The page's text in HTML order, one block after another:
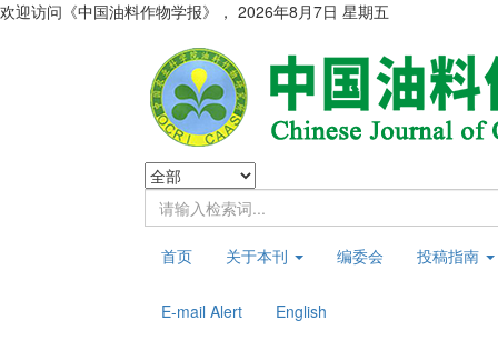
欢迎访问《中国油料作物学报》， 2026年8月7日 星期五
首页 关于本刊 编委会 投稿指南
E-mail Alert English